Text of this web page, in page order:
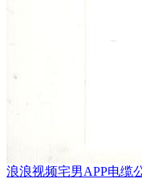
浪浪视频宅男APP电缆